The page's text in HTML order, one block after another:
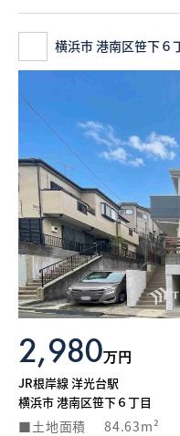
横浜市 港南区笹下６
2,980万円
JR根岸線 洋光台駅
横浜市 港南区笹下６丁目
土地面積 84.63m²